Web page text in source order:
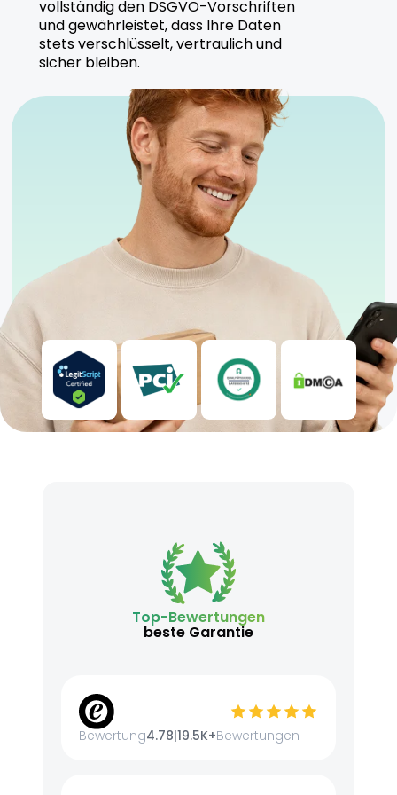
Peace Naturals steht für hochwertige medizinische
Cannabisprodukte, die unter strengen
Qualitätskontrollen hergestellt werden.
Sicherheitshinweise
Trocken und kühl lagern
Anwendung nur unter ärztlicher Aufsicht
Für erfahrene Nutzer geeignet
vollständig den DSGVO-Vorschriften
und gewährleistet, dass Ihre Daten
stets verschlüsselt, vertraulich und
sicher bleiben.
Top-Bewertungen
beste Garantie
Bewertung4.78|19.5K+Bewertungen